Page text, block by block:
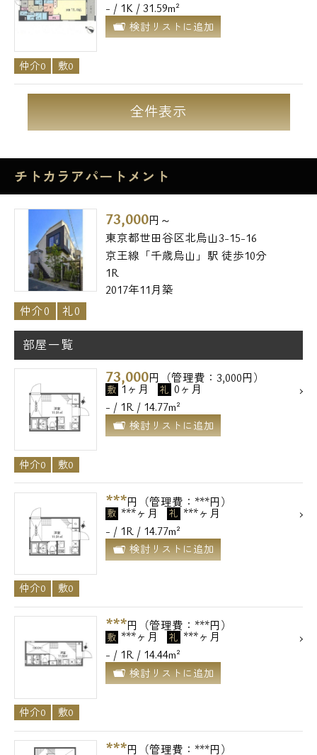
- / 1K / 31.59m²
検討リストに追加
仲介0 敷0
全件表示
チトカラアパートメント
73,000円～
東京都世田谷区北烏山3-15-16
京王線「千歳烏山」駅 徒歩10分
1R
2017年11月築
仲介0
礼0
部屋一覧
73,000円（管理費：3,000円）
敷 1ヶ月 礼 0ヶ月
- / 1R / 14.77m²
検討リストに追加
仲介0 敷0
***円（管理費：***円）
敷 ***ヶ月 礼 ***ヶ月
- / 1R / 14.77m²
検討リストに追加
仲介0 敷0
***円（管理費：***円）
敷 ***ヶ月 礼 ***ヶ月
- / 1R / 14.44m²
検討リストに追加
仲介0 敷0
***円（管理費：***円）